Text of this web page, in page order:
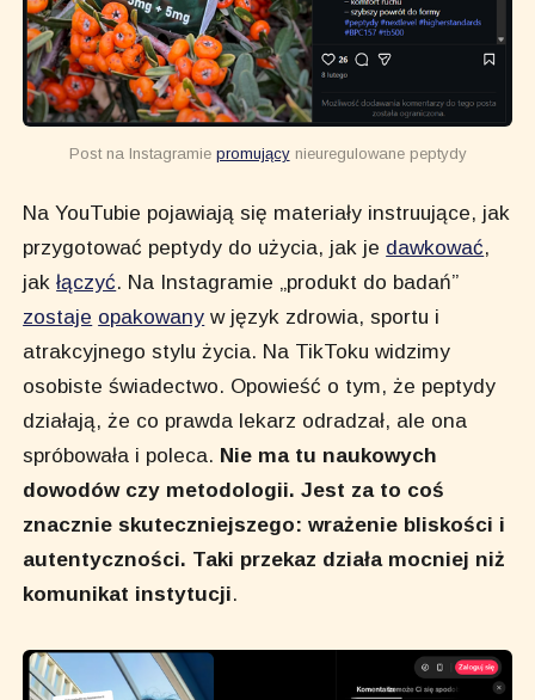
Post na Instagramie promujący nieuregulowane peptydy
Na YouTubie pojawiają się materiały instruujące, jak
przygotować peptydy do użycia, jak je dawkować,
jakłączyć. Na Instagramie „produkt do badań”
zostaje opakowany w język zdrowia, sportu i
atrakcyjnego stylu życia. Na TikToku widzimy
osobiste świadectwo. Opowieść o tym, że peptydy
działają, że co prawda lekarz odradzał, ale ona
spróbowała i poleca. Nie ma tu naukowych
dowodów czy metodologii. Jest za to coś
znacznie skuteczniejszego: wrażenie bliskości i
autentyczności. Taki przekaz działa mocniej niż
komunikat instytucji.